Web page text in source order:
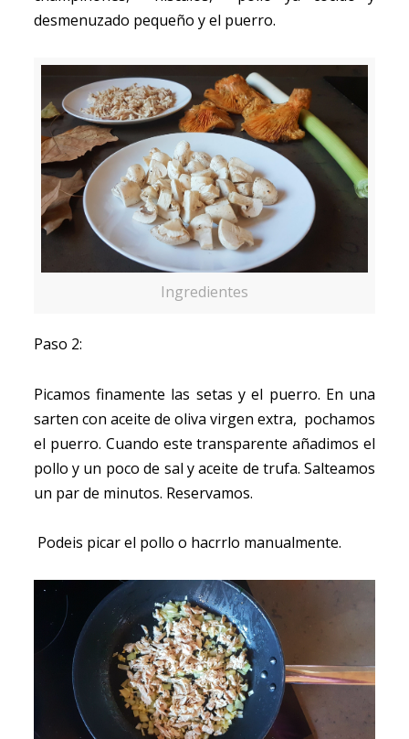
desmenuzado pequeño y el puerro.
Ingredientes
Paso 2:
Picamos finamente las setas y el puerro. En una
sarten con aceite de oliva virgen extra, pochamos
el puerro. Cuando este transparente añadimos el
pollo y un poco de sal y aceite de trufa. Salteamos
un par de minutos. Reservamos.
Podeis picar el pollo o hacrrlo manualmente.